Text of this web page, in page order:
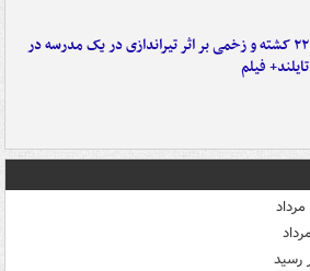
۲۲ کشته و زخمی بر اثر تیراندازی در یک مدرسه در
تایلند+ فیلم